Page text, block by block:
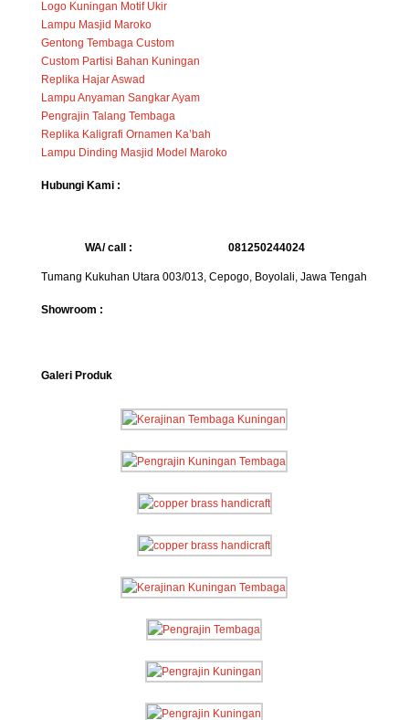
Logo Kuningan Motif Ukir
Lampu Masjid Maroko
Gentong Tembaga Custom
Custom Partisi Bahan Kuningan
Replika Hajar Aswad
Lampu Anyaman Sangkar Ayam
Pengrajin Talang Tembaga
Replika Kaligrafi Ornamen Ka’bah
Lampu Dinding Masjid Model Maroko
Hubungi Kami :
WA/ call : 081250244024
Tumang Kukuhan Utara 003/013, Cepogo, Boyolali, Jawa Tengah
Showroom :
Galeri Produk